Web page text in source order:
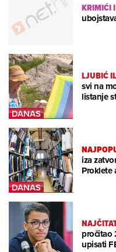
KRIMIĆI
LJUBIĆ
svi na
listanje
iza
Proklete
pročitao
upisati